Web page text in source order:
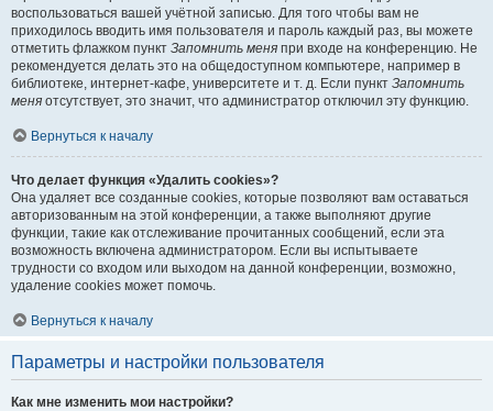
воспользоваться вашей учётной записью. Для того чтобы вам не
приходилось вводить имя пользователя и пароль каждый раз, вы можете
отметить флажком пункт Запомнить меня при входе на конференцию. Не
рекомендуется делать это на общедоступном компьютере, например в
библиотеке, интернет-кафе, университете и т. д. Если пункт Запомнить
меня отсутствует, это значит, что администратор отключил эту функцию.
Вернуться к началу
Что делает функция «Удалить cookies»?
Она удаляет все созданные cookies, которые позволяют вам оставаться
авторизованным на этой конференции, а также выполняют другие
функции, такие как отслеживание прочитанных сообщений, если эта
возможность включена администратором. Если вы испытываете
трудности со входом или выходом на данной конференции, возможно,
удаление cookies может помочь.
Вернуться к началу
Параметры и настройки пользователя
Как мне изменить мои настройки?